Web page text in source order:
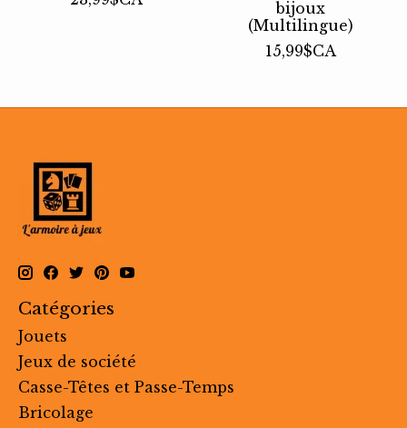
bijoux
(Multilingue)
15,99$CA
Catégories
Jouets
Jeux de société
Casse-Têtes et Passe-Temps
Bricolage